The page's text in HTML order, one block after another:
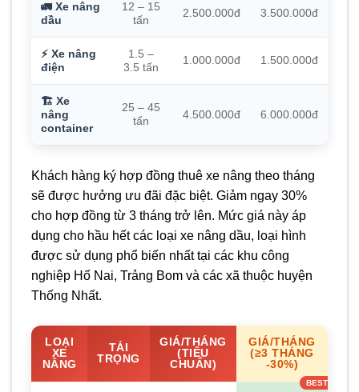
🚛 Xe nâng
dầu
12 – 15
tấn
2.500.000đ 3.500.000đ
⚡ Xe nâng
điện
1.5 –
3.5 tấn
1.000.000đ 1.500.000đ
🏗️ Xe
nâng
container
25 – 45
tấn
4.500.000đ 6.000.000đ
Khách hàng ký hợp đồng thuê xe nâng theo tháng
sẽ được hưởng ưu đãi đặc biệt. Giảm ngay 30%
cho hợp đồng từ 3 tháng trở lên. Mức giá này áp
dụng cho hầu hết các loại xe nâng dầu, loại hình
được sử dụng phổ biến nhất tại các khu công
nghiệp Hố Nai, Trảng Bom và các xã thuộc huyện
Thống Nhất.
LOẠI
XE
NÂNG
TẢI
TRỌNG
GIÁ/THÁNG
(TIÊU
CHUẨN)
GIÁ/THÁNG
(≥3 THÁNG
-30%)